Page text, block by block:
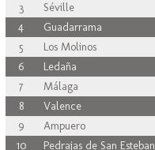
3
Séville
4
Guadarrama
5
Los Molinos
6
Ledaña
7
Málaga
8
Valence
9
Ampuero
10
Pedrajas de San Esteban